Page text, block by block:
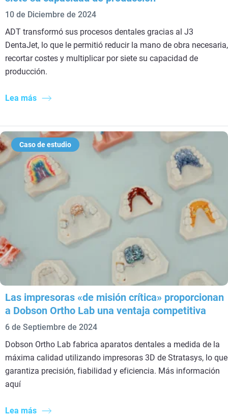
10 de Diciembre de 2024
ADT transformó sus procesos dentales gracias al J3
DentaJet, lo que le permitió reducir la mano de obra necesaria,
recortar costes y multiplicar por siete su capacidad de
producción.
Lea más
Caso de estudio
Las impresoras «de misión crítica» proporcionan
a Dobson Ortho Lab una ventaja competitiva
6 de Septiembre de 2024
Dobson Ortho Lab fabrica aparatos dentales a medida de la
máxima calidad utilizando impresoras 3D de Stratasys, lo que
garantiza precisión, fiabilidad y eficiencia. Más información
aquí
Lea más